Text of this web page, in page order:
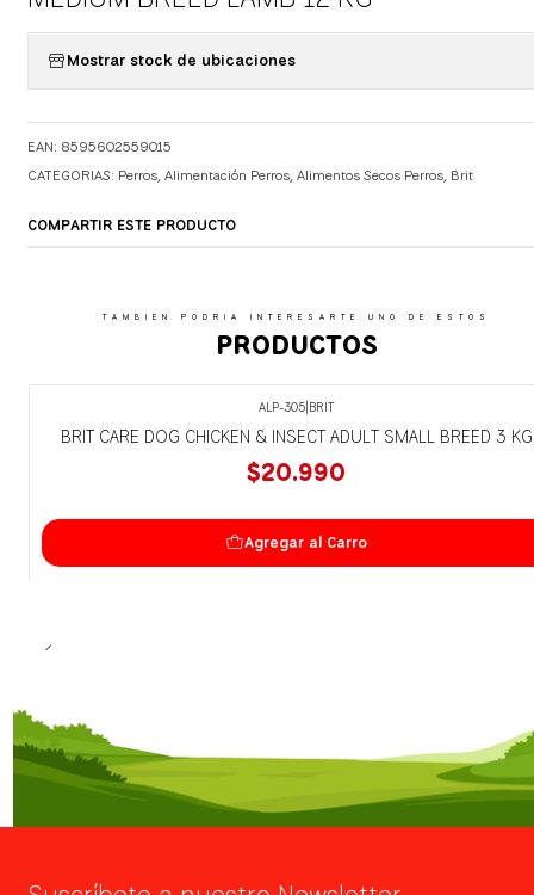
Mostrar stock de ubicaciones
EAN: 8595602559015
CATEGORIAS: Perros,Alimentación Perros,Alimentos Secos Perros, Brit
COMPARTIR ESTE PRODUCTO
TAMBIEN PODRIA INTERESARTE UNO DE ESTOS
PRODUCTOS
ALP-305 BRIT
BRIT CARE DOG CHICKEN & INSECT ADULT SMALL BREED 3 KG
$20.990
Agregar al Carro